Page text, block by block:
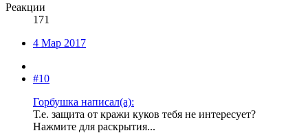
Реакции
171
4 Мар 2017
#10
Горбушка написал(а):
Т.е. защита от кражи куков тебя не интересует?
Нажмите для раскрытия...